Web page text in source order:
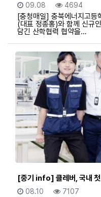
등록일
09.08 조회
4694
[충청매일] 충북에너지고
(대표 정종홍)와 함께 신규
담긴 산학협력 협약을…
[중기 info] 클레버, 국내
등록일
08.10 조회
7107